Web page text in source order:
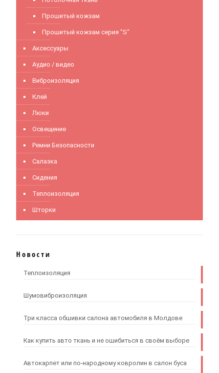
Прошитый кожзам
Прошитый кожзам серия "S"
Аксессуары
Аудио / видео
Виброизоляция
Клей
Люки
Освещение
Ремни Безопасности
Салазка
Сидения
Теплоизоляция
Шторки
Новости
Теплоизоляция
Шумовиброизоляция
Три класса обшивки салона автомобиля в Молдове
Как купить авто ткань и не ошибиться в своём выборе
Автокарпет или по-народному ковролин в салон буса